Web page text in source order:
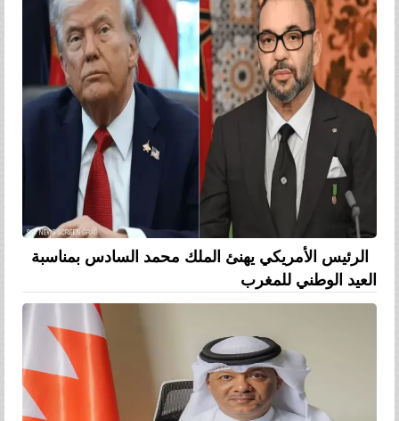
الرئيس الأمريكي يهنئ الملك محمد السادس بمناسبة
العيد الوطني للمغرب